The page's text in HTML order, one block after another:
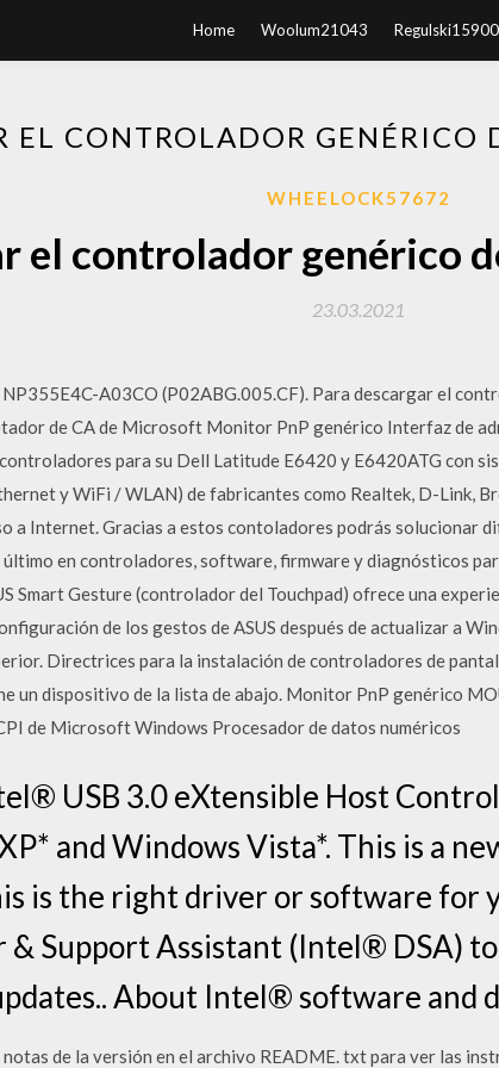
Home Woolum21043 Regulski15900
EL CONTROLADOR
WHEELOCK57672
el controlador genérico
23.03.2021
A03CO (P02ABG.005.CF). Para descargar el
de CA de Microsoft Monitor PnP genérico Interfaz de
para su Dell Latitude E6420 y E6420ATG con
y WiFi / WLAN) de fabricantes como Realtek, D-Link,
a Internet. Gracias a estos contoladores podrás solucionar
en controladores, software, firmware y diagnósticos
Smart Gesture (controlador del Touchpad) ofrece una
de los gestos de ASUS después de actualizar a
Directrices para la instalación de controladores de
un dispositivo de la lista de abajo. Monitor PnP genérico
de Microsoft Windows Procesador de datos numéricos
USB 3.0 eXtensible Host
and Windows Vista*. This is a
is the right driver or software for
Support Assistant (Intel® DSA)
About Intel® software and
de la versión en el archivo README. txt para ver las